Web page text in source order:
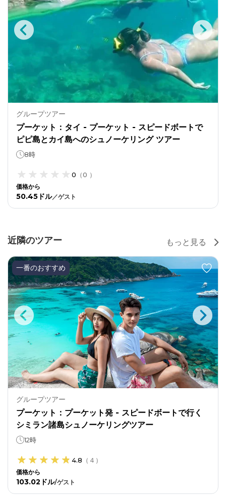
グループツアー
プーケット：タイ - プーケット - スピードボートで
ピピ島とカイ島へのシュノーケリング ツアー
8時
0 （0 ）
価格から
50.45ドル／ゲスト
近隣のツアー もっと見る
一番のおすすめ
グループツアー
プーケット：プーケット発 - スピードボートで行く
シミラン諸島シュノーケリングツアー
12時
4.8 （ ４ ）
価格から
103.02ドル/ゲスト